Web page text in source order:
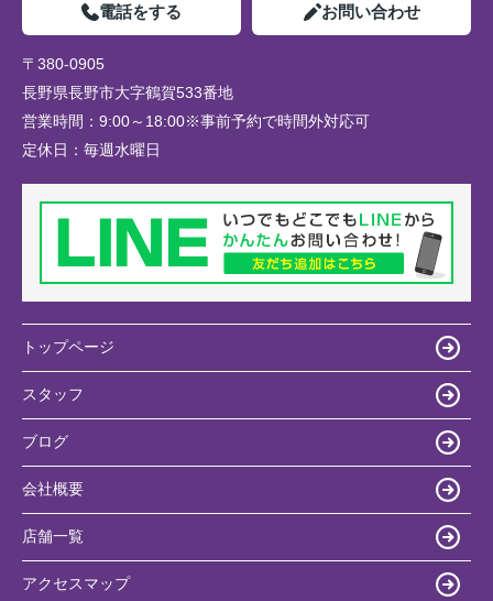
電話をする お問い合わせ
〒380-0905
長野県長野市大字鶴賀533番地
営業時間： 9:00～18:00※事前予約で時間外対応可
定休日： 毎週水曜日
トップページ
スタッフ
ブログ
会社概要
店舗一覧
アクセスマップ